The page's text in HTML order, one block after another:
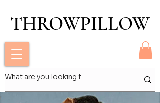
THROWPILLOW
THROWPILLOW